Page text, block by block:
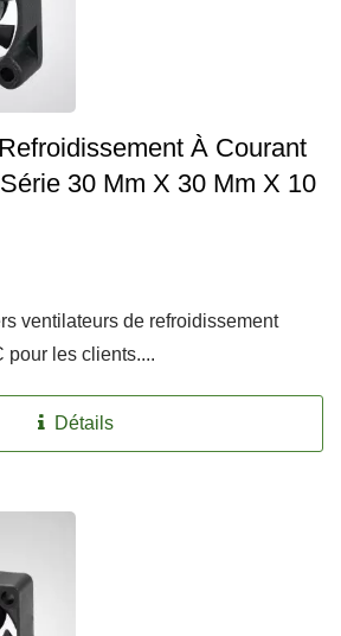
À Courant
30 Mm X 30 Mm X 10
ventilateurs de refroidissement
pour les clients....
Détails